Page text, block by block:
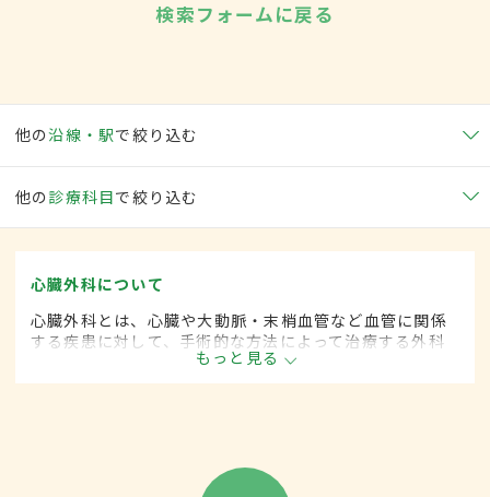
検索フォームに戻る
他の沿線・駅で絞り込む
他の 診療科目で絞り込む
心臓外科について
心臓外科とは、心臓や大動脈・末梢血管など血管に関係
する疾患に対して、手術的な方法によって治療する外科
もっと見る